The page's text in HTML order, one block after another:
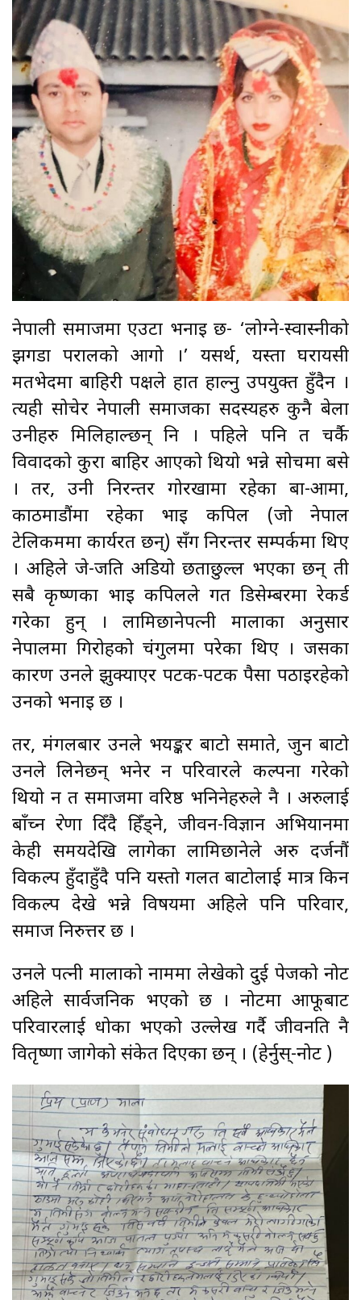
नेपाली समाजमा एउटा भनाइ छ- ‘लोग्ने-स्वास्नीको
झगडा परालको आगो ।’ यसर्थ, यस्ता घरायसी
मतभेदमा बाहिरी पक्षले हात हाल्नु उपयुक्त हुँदैन ।
त्यही सोचेर नेपाली समाजका सदस्यहरु कुनै बेला
उनीहरु मिलिहाल्छन् नि । पहिले पनि त चर्कै
विवादको कुरा बाहिर आएको थियो भन्ने सोचमा बसे
। तर, उनी निरन्तर गोरखामा रहेका बा-आमा,
काठमाडौंमा रहेका भाइ कपिल (जो नेपाल
टेलिकममा कार्यरत छन्) सँग निरन्तर सम्पर्कमा थिए
। अहिले जे-जति अडियो छताछुल्ल भएका छन् ती
सबै कृष्णका भाइ कपिलले गत डिसेम्बरमा रेकर्ड
गरेका हुन् । लामिछानेपत्नी मालाका अनुसार
नेपालमा गिरोहको चंगुलमा परेका थिए । जसका
कारण उनले झुक्याएर पटक-पटक पैसा पठाइरहेको
उनको भनाइ छ ।
तर, मंगलबार उनले भयङ्कर बाटो समाते, जुन बाटो
उनले लिनेछन् भनेर न परिवारले कल्पना गरेको
थियो न त समाजमा वरिष्ठ भनिनेहरुले नै । अरुलाई
बाँच्न प्रेरणा दिँदै हिँड्ने, जीवन-विज्ञान अभियानमा
केही समयदेखि लागेका लामिछानेले अरु दर्जनौं
विकल्प हुँदाहुँदै पनि यस्तो गलत बाटोलाई मात्र किन
विकल्प देखे भन्ने विषयमा अहिले पनि परिवार,
समाज निरुत्तर छ ।
उनले पत्नी मालाको नाममा लेखेको दुई पेजको नोट
अहिले सार्वजनिक भएको छ । नोटमा आफूबाट
परिवारलाई धोका भएको उल्लेख गर्दै जीवनप्रति नै
वितृष्णा जागेको संकेत दिएका छन् । (हेर्नुस्-नोट )